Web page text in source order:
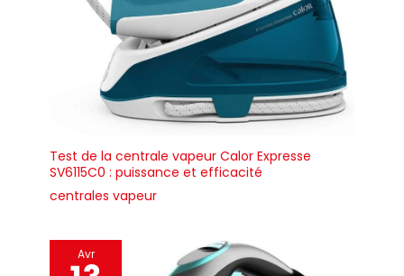
Test de la centrale vapeur Calor Expresse
SV6115C0 : puissance et efficacité
centrales vapeur
Avr